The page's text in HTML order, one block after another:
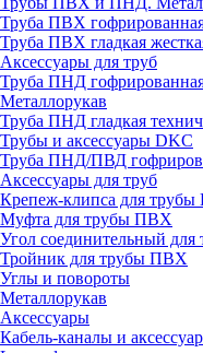
Труба ПВХ
Труба ПВХ гладкая
Аксессуары для труб
Труба ПНД
Металлорукав
Труба ПНД гладкая
Трубы и аксессуары DKC
Труба ПНД/ПВД
Аксессуары для труб
Крепеж-клипса для
Муфта для трубы ПВХ
Угол соединительный
Тройник для трубы ПВХ
Углы и повороты
Металлорукав
Аксессуары
Кабель-каналы и